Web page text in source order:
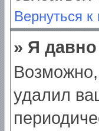
Вернуться к
» Я
удалил